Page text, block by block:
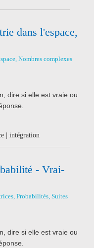
dans l'espace,
Nombres complexes
dire si elle est vraie ou
| intégration
- Vrai-
Probabilités, Suites
dire si elle est vraie ou